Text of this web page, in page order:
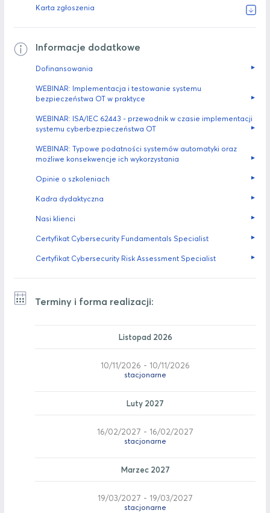
Karta zgłoszenia
Informacje dodatkowe
Dofinansowania ►
WEBINAR: Implementacja i testowanie systemu
bezpieczeństwa OT w praktyce
►
WEBINAR: ISA/IEC 62443 - przewodnik w czasie implementacji
systemu cyberbezpieczeństwa OT
►
WEBINAR: Typowe podatności systemów automatyki oraz
możliwe konsekwencje ich wykorzystania
►
Opinie o szkoleniach ►
Kadra dydaktyczna ►
Nasi klienci ►
Certyfikat Cybersecurity Fundamentals Specialist ►
Certyfikat Cybersecurity Risk Assessment Specialist ►
Terminy i forma realizacji:
Listopad 2026
10/11/2026 - 10/11/2026
stacjonarne
Luty 2027
16/02/2027 - 16/02/2027
stacjonarne
Marzec 2027
19/03/2027 - 19/03/2027
stacjonarne